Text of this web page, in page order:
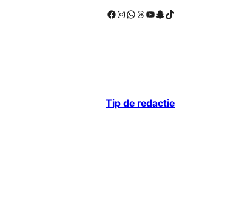
Facebook
Instagram
WhatsApp
Threads
YouTube
Snapchat
TikTok
Tip de redactie